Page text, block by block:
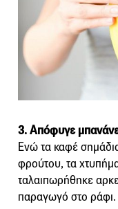
3. Απόφυγε
Ενώ τα καφέ
φρούτου, τα
ταλαιπωρήθηκε
παραγωγό στο ράφι.